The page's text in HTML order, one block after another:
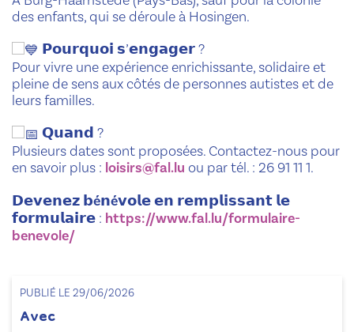
PUBLIÉ LE 29/06/2026
Avec
des enfants, qui se déroule à Hosingen.
𝗣𝗼𝘂𝗿𝗾𝘂𝗼𝗶 𝘀’𝗲𝗻𝗴𝗮𝗴𝗲𝗿 ?
Pour vivre une expérience enrichissante, solidaire et
pleine de sens aux côtés de personnes autistes et de
leurs familles.
𝗤𝘂𝗮𝗻𝗱 ?
Plusieurs dates sont proposées. Contactez-nous pour
en savoir plus : loisirs@fal.lu ou par tél. : 26 91 11 1.
𝗗𝗲𝘃𝗲𝗻𝗲𝘇 𝗯é𝗻é𝘃𝗼𝗹𝗲 𝗲𝗻 𝗿𝗲𝗺𝗽𝗹𝗶𝘀𝘀𝗮𝗻𝘁 𝗹𝗲
𝗳𝗼𝗿𝗺𝘂𝗹𝗮𝗶𝗿𝗲 : https://www.fal.lu/formulaire-
benevole/